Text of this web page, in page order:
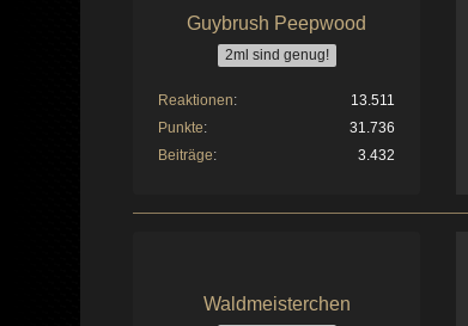
Guybrush Peepwood
2ml sind genug!
Reaktionen
13.511
Punkte
31.736
Beiträge
3.432
Waldmeisterchen